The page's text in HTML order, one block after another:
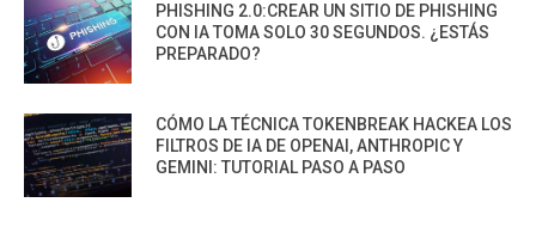
PHISHING 2.0:CREAR UN SITIO DE PHISHING
CON IA TOMA SOLO 30 SEGUNDOS. ¿ESTÁS
PREPARADO?
CÓMO LA TÉCNICA TOKENBREAK HACKEA LOS
FILTROS DE IA DE OPENAI, ANTHROPIC Y
GEMINI: TUTORIAL PASO A PASO